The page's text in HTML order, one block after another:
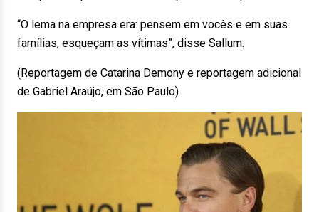
“O lema na empresa era: pensem em vocês e em suas
famílias, esqueçam as vítimas”, disse Sallum.
(Reportagem de Catarina Demony e reportagem adicional
de Gabriel Araújo, em São Paulo)